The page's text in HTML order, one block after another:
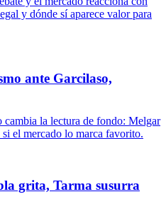
y dónde sí aparece valor para
ante Garcilaso,
la lectura de fondo: Melgar
si el mercado lo marca favorito.
grita, Tarma susurra